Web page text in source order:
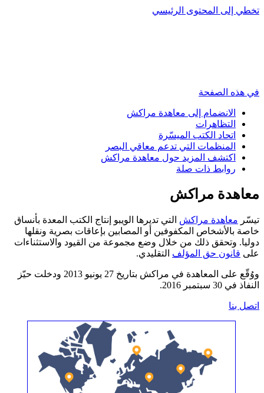
تخطي إلى المحتوى الرئيسي
في هذه الصفحة
الانضمام إلى معاهدة مراكش
التظاهرات
اتحاد الكتب الميسّرة
المنظمات التي تدعم معاقي البصر
اكتشف المزيد حول معاهدة مراكش
روابط ذات صلة
معاهدة مراكش
تيسّر معاهدة مراكش التي تديرها الويبو إنتاج الكتب المعدة بأنساق
خاصة بالأشخاص المكفوفين أو المصابين بإعاقات بصرية ونقلها
دوليا. وتحقق ذلك من خلال وضع مجموعة من القيود والاستثناءات
على قانون حق المؤلف التقليدي.
ووُقّع على المعاهدة في مراكش بتاريخ 27 يونيو 2013 ودخلت حيّز
النفاذ في 30 سبتمبر 2016.
اتصل بنا